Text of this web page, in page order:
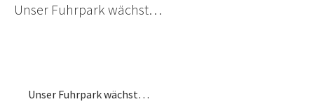
Unser Fuhrpark wächst…
Unser Fuhrpark wächst…